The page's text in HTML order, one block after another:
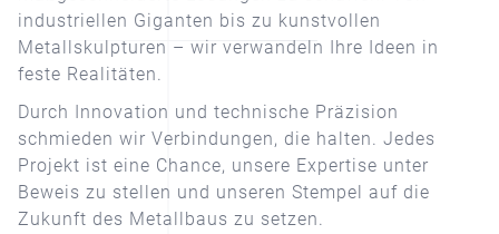
industriellen Giganten bis zu kunstvollen
Metallskulpturen – wir verwandeln Ihre Ideen in
feste Realitäten.
Durch Innovation und technische Präzision
schmieden wir Verbindungen, die halten. Jedes
Projekt ist eine Chance, unsere Expertise unter
Beweis zu stellen und unseren Stempel auf die
Zukunft des Metallbaus zu setzen.